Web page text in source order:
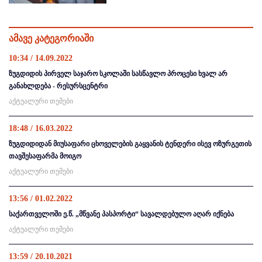
ამავე კატეგორიაში
10:34 / 14.09.2022
ზუგდიდის პირველ საჯარო სკოლაში სასწავლო პროცესი ხვალ არ
განახლდება - რესურსცენტრი
აქტუალური თემები
18:48 / 16.03.2022
ზუგდიდიდან მიუსაფარი ცხოველების გაყვანის ტენდერი ისევ ოზურგეთის
თავშესაფარმა მოიგო
აქტუალური თემები
13:56 / 01.02.2022
საქართველოში ე.წ. „მწვანე პასპორტი“ სავალდებულო აღარ იქნება
აქტუალური თემები
13:59 / 20.10.2021